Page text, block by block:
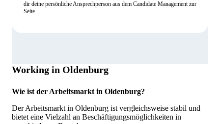
dir deine persönliche Ansprechperson aus dem Candidate Management zur
Seite.
Working in Oldenburg
Wie ist der Arbeitsmarkt in Oldenburg?
Der Arbeitsmarkt in Oldenburg ist vergleichsweise stabil und
bietet eine Vielzahl an Beschäftigungsmöglichkeiten in